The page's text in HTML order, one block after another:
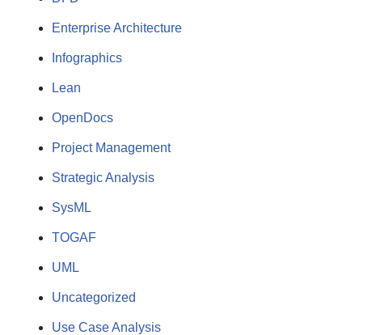
Enterprise Architecture
Infographics
Lean
OpenDocs
Project Management
Strategic Analysis
SysML
TOGAF
UML
Uncategorized
Use Case Analysis